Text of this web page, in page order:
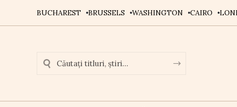
BUCHAREST BRUSSELS WASHINGTON CAIRO